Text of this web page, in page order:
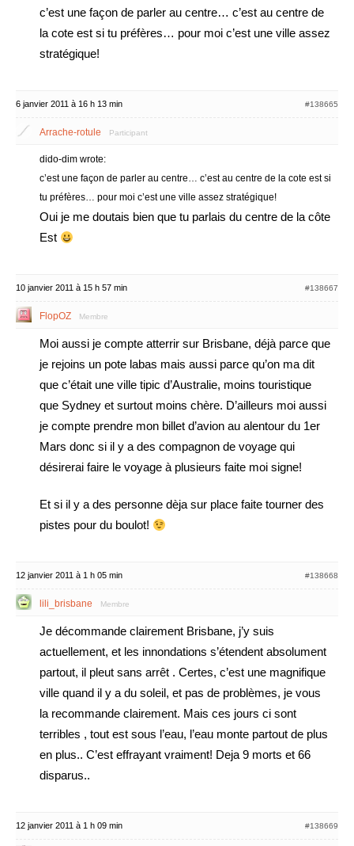
c’est une façon de parler au centre… c’est au centre de
la cote est si tu préfères… pour moi c’est une ville assez
stratégique!
6 janvier 2011 à 16 h 13 min #138665
Arrache-rotule Participant
dido-dim wrote:
c’est une façon de parler au centre… c’est au centre de la cote est si
tu préfères… pour moi c’est une ville assez stratégique!
Oui je me doutais bien que tu parlais du centre de la côte
Est
10 janvier 2011 à 15 h 57 min #138667
FlopOZ Membre
Moi aussi je compte atterrir sur Brisbane, déjà parce que
je rejoins un pote labas mais aussi parce qu’on ma dit
que c’était une ville tipic d’Australie, moins touristique
que Sydney et surtout moins chère. D’ailleurs moi aussi
je compte prendre mon billet d’avion au alentour du 1er
Mars donc si il y a des compagnon de voyage qui
désirerai faire le voyage à plusieurs faite moi signe!
Et si il y a des personne dèja sur place faite tourner des
pistes pour du boulot!
12 janvier 2011 à 1 h 05 min #138668
lili_brisbane Membre
Je décommande clairement Brisbane, j’y suis
actuellement, et les innondations s’étendent absolument
partout, il pleut sans arrêt . Certes, c’est une magnifique
ville quand il y a du soleil, et pas de problèmes, je vous
la recommande clairement. Mais ces jours ci sont
terribles , tout est sous l’eau, l’eau monte partout de plus
en plus.. C’est effrayant vraiment! Deja 9 morts et 66
disparus..
12 janvier 2011 à 1 h 09 min #138669